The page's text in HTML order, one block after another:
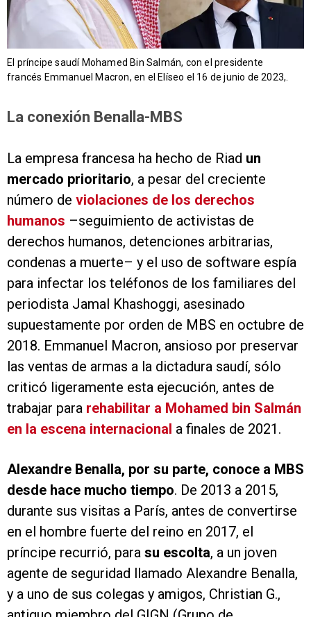
El príncipe saudí Mohamed Bin Salmán, con el presidente
francés Emmanuel Macron, en el Elíseo el 16 de junio de 2023,.
La conexión Benalla-MBS
La empresa francesa ha hecho de Riad un
mercado prioritario, a pesar del creciente
número de violaciones de los derechos
humanos –seguimiento de activistas de
derechos humanos, detenciones arbitrarias,
condenas a muerte– y el uso de software espía
para infectar los teléfonos de los familiares del
periodista Jamal Khashoggi, asesinado
supuestamente por orden de MBS en octubre de
2018. Emmanuel Macron, ansioso por preservar
las ventas de armas a la dictadura saudí, sólo
criticó ligeramente esta ejecución, antes de
trabajar para rehabilitar a Mohamed bin Salmán
en la escena internacional a finales de 2021.
Alexandre Benalla, por su parte, conoce a MBS
desde hace mucho tiempo. De 2013 a 2015,
durante sus visitas a París, antes de convertirse
en el hombre fuerte del reino en 2017, el
príncipe recurrió, para su escolta, a un joven
agente de seguridad llamado Alexandre Benalla,
y a uno de sus colegas y amigos, Christian G.,